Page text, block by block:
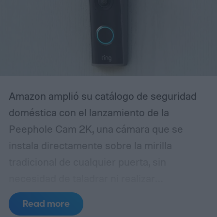
tu familia— es clave para evitar
frustraciones y lograr que la bocina
realmente responda como un miembro
Amazon amplió su catálogo de seguridad
doméstica con el lanzamiento de la
Peephole Cam 2K, una cámara que se
instala directamente sobre la mirilla
modificaciones estructurales. El dispositivo
está pensado especialmente para quienes
Read more